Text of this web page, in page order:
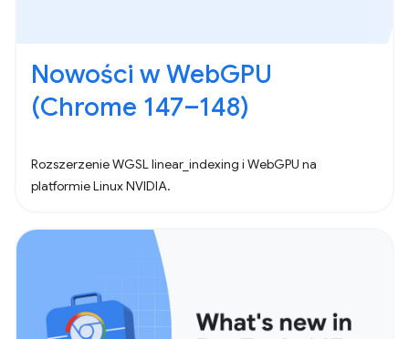
Nowości w WebGPU
(Chrome 147–148)
Rozszerzenie WGSL linear_indexing i WebGPU na
platformie Linux NVIDIA.